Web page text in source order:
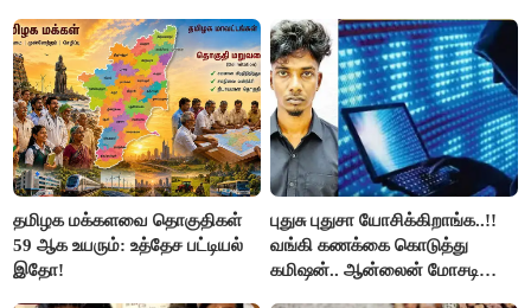
தமிழக மக்களவை தொகுதிகள்
59 ஆக உயரும்: உத்தேச பட்டியல்
இதோ!
புதுசு புதுசா யோசிக்கிறாங்க..!!
வங்கி கணக்கை கொடுத்து
கமிஷன்.. ஆன்லைன் மோசடி